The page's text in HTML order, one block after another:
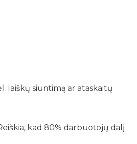
laiškų siuntimą ar ataskaitų
kad 80% darbuotojų dalį